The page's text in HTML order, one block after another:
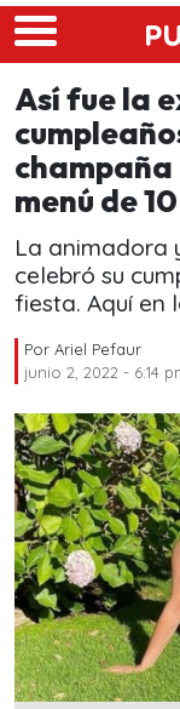
Skip to main
Así fue la
champaña
menú de
La animadora
celebró su
fiesta. Aquí en
Por Ariel Pefaur
junio 2, 2022 - 6:14